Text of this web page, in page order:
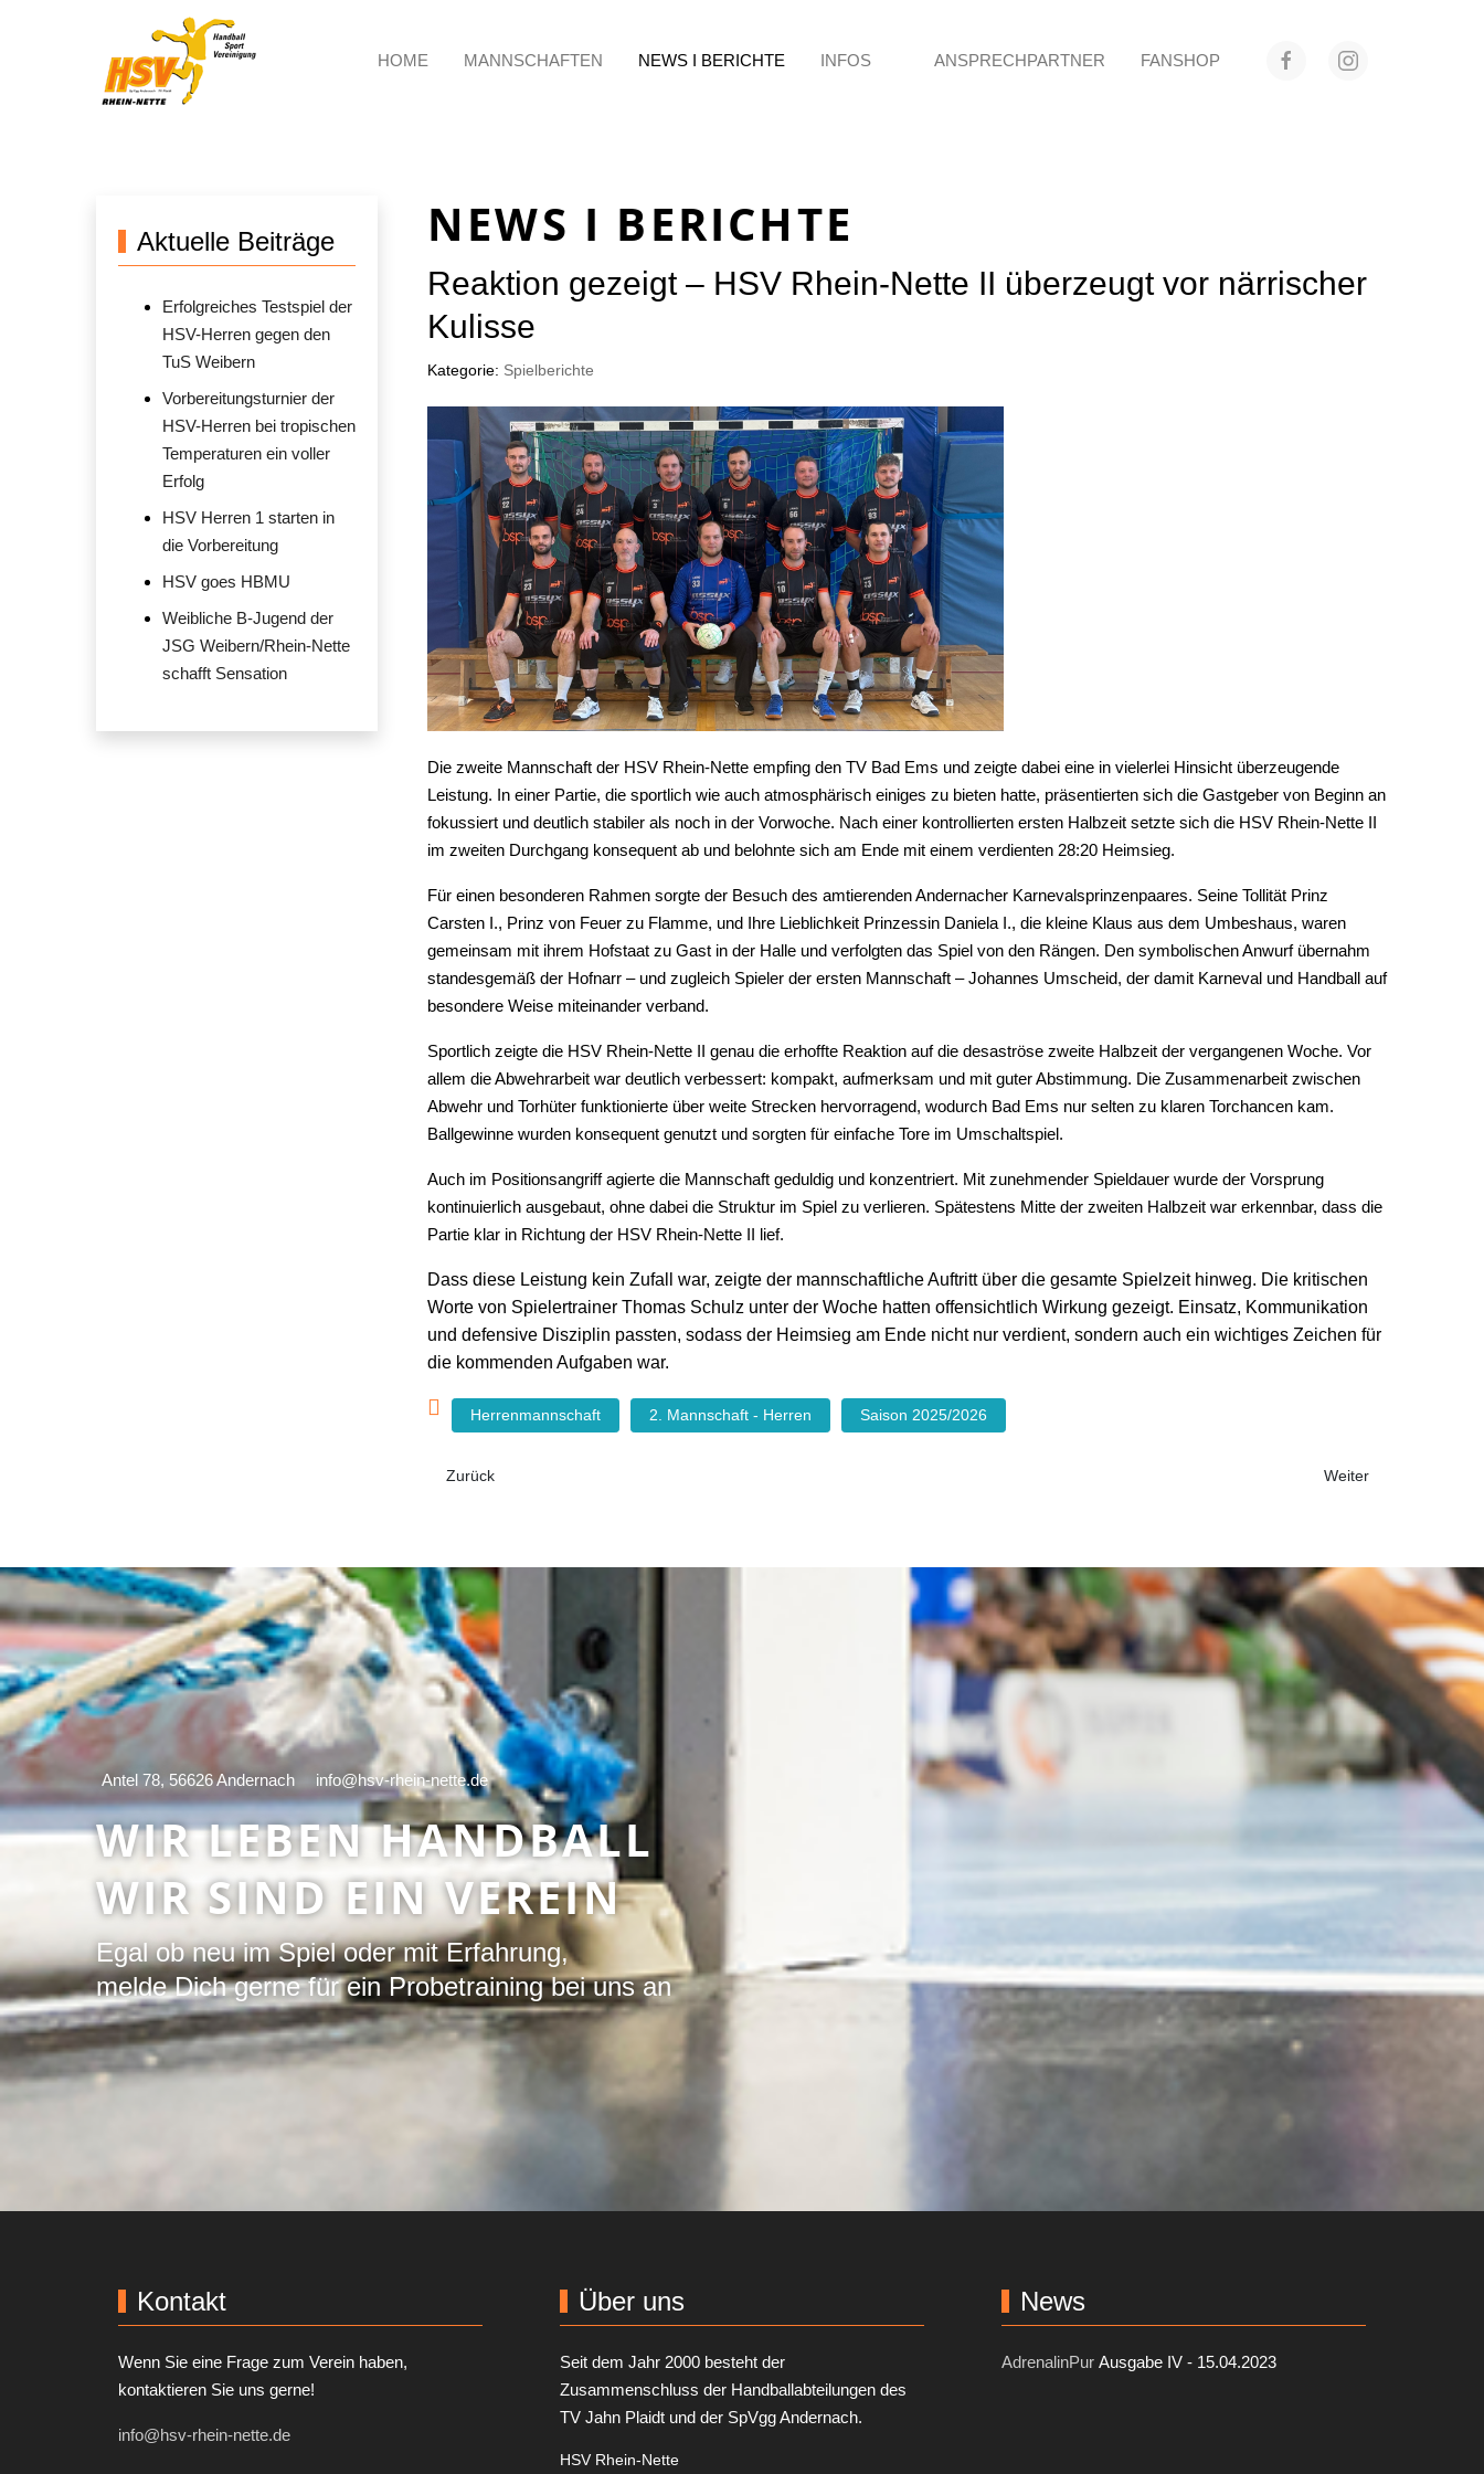
HOME MANNSCHAFTEN NEWS I BERICHTE INFOS ANSPRECHPARTNER FANSHOP
Aktuelle Beiträge
Erfolgreiches Testspiel der
HSV-Herren gegen den
TuS Weibern
Vorbereitungsturnier der
HSV-Herren bei tropischen
Temperaturen ein voller
Erfolg
HSV Herren 1 starten in
die Vorbereitung
HSV goes HBMU
Weibliche B-Jugend der
JSG Weibern/Rhein-Nette
schafft Sensation
NEWS I BERICHTE
Reaktion gezeigt – HSV Rhein-Nette II überzeugt vor närrischer
Kulisse
Kategorie: Spielberichte
Die zweite Mannschaft der HSV Rhein-Nette empfing den TV Bad Ems und zeigte dabei eine in vielerlei Hinsicht überzeugende
Leistung. In einer Partie, die sportlich wie auch atmosphärisch einiges zu bieten hatte, präsentierten sich die Gastgeber von Beginn an
fokussiert und deutlich stabiler als noch in der Vorwoche. Nach einer kontrollierten ersten Halbzeit setzte sich die HSV Rhein-Nette II
im zweiten Durchgang konsequent ab und belohnte sich am Ende mit einem verdienten 28:20 Heimsieg.
Für einen besonderen Rahmen sorgte der Besuch des amtierenden Andernacher Karnevalsprinzenpaares. Seine Tollität Prinz
Carsten I., Prinz von Feuer zu Flamme, und Ihre Lieblichkeit Prinzessin Daniela I., die kleine Klaus aus dem Umbeshaus, waren
gemeinsam mit ihrem Hofstaat zu Gast in der Halle und verfolgten das Spiel von den Rängen. Den symbolischen Anwurf übernahm
standesgemäß der Hofnarr – und zugleich Spieler der ersten Mannschaft – Johannes Umscheid, der damit Karneval und Handball auf
besondere Weise miteinander verband.
Sportlich zeigte die HSV Rhein-Nette II genau die erhoffte Reaktion auf die desaströse zweite Halbzeit der vergangenen Woche. Vor
allem die Abwehrarbeit war deutlich verbessert: kompakt, aufmerksam und mit guter Abstimmung. Die Zusammenarbeit zwischen
Abwehr und Torhüter funktionierte über weite Strecken hervorragend, wodurch Bad Ems nur selten zu klaren Torchancen kam.
Ballgewinne wurden konsequent genutzt und sorgten für einfache Tore im Umschaltspiel.
Auch im Positionsangriff agierte die Mannschaft geduldig und konzentriert. Mit zunehmender Spieldauer wurde der Vorsprung
kontinuierlich ausgebaut, ohne dabei die Struktur im Spiel zu verlieren. Spätestens Mitte der zweiten Halbzeit war erkennbar, dass die
Partie klar in Richtung der HSV Rhein-Nette II lief.
Dass diese Leistung kein Zufall war, zeigte der mannschaftliche Auftritt über die gesamte Spielzeit hinweg. Die kritischen
Worte von Spielertrainer Thomas Schulz unter der Woche hatten offensichtlich Wirkung gezeigt. Einsatz, Kommunikation
und defensive Disziplin passten, sodass der Heimsieg am Ende nicht nur verdient, sondern auch ein wichtiges Zeichen für
die kommenden Aufgaben war.
Herrenmannschaft 2. Mannschaft - Herren Saison 2025/2026
Vorheriger Beitrag: Linksrheinische JSG punktet mit ordentlicher Leistung
Zurück Nächster Beitrag:
Weiter
Antel 78, 56626 Andernach info@hsv-rhein-nette.de
WIR LEBEN HANDBALL
WIR SIND EIN VEREIN
Egal ob neu im Spiel oder mit Erfahrung,
melde Dich gerne für ein Probetraining bei uns an
Kontakt
Wenn Sie eine Frage zum Verein haben,
kontaktieren Sie uns gerne!
info@hsv-rhein-nette.de
Über uns
Seit dem Jahr 2000 besteht der
Zusammenschluss der Handballabteilungen des
TV Jahn Plaidt und der SpVgg Andernach.
HSV Rhein-Nette
News
AdrenalinPur Ausgabe IV - 15.04.2023